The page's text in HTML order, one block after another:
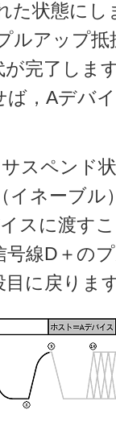
た状態にし
ルアップ
完了しま
，Aデバ
スペンド
イネーブル
スに渡す
線D＋の
目に戻りま